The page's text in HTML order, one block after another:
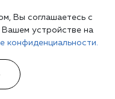
Вы соглашаетесь с
устройстве на
конфиденциальности.